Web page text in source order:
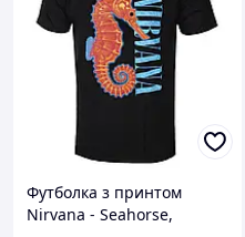
Футболка з принтом
Nirvana - Seahorse,